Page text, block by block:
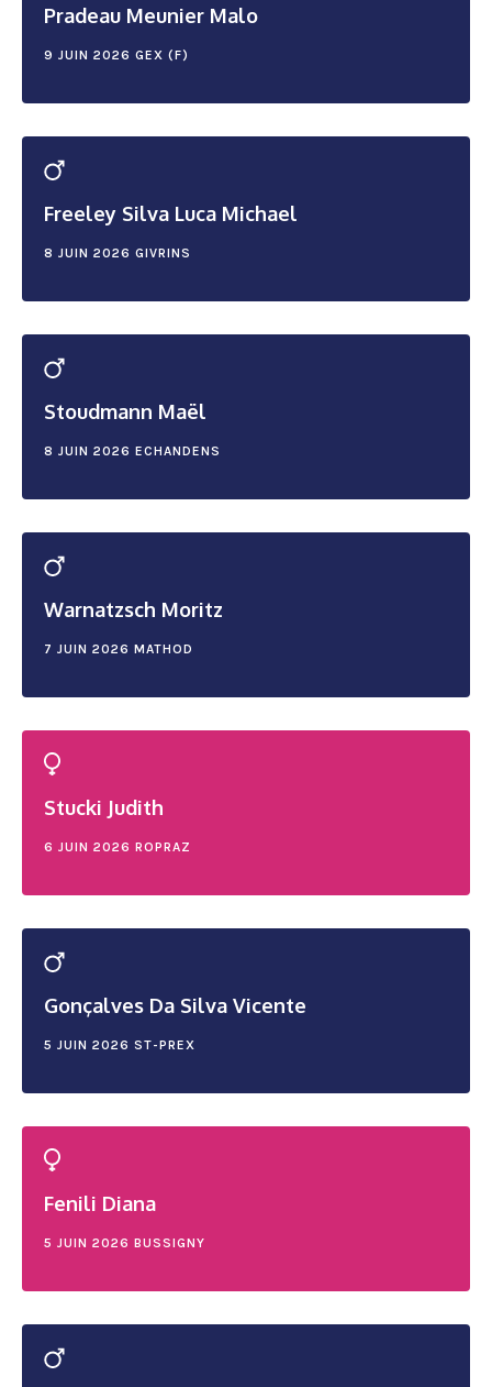
Pradeau Meunier Malo
9 JUIN 2026 GEX (F)
Freeley Silva Luca Michael
8 JUIN 2026 GIVRINS
Stoudmann Maël
8 JUIN 2026 ECHANDENS
Warnatzsch Moritz
7 JUIN 2026 MATHOD
Stucki Judith
6 JUIN 2026 ROPRAZ
Gonçalves Da Silva Vicente
5 JUIN 2026 ST-PREX
Fenili Diana
5 JUIN 2026 BUSSIGNY